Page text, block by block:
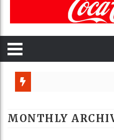
MONTHLY